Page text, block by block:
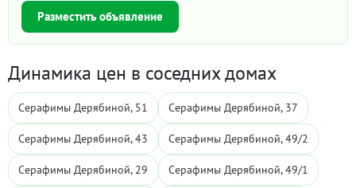
Разместить объявление
Динамика цен в соседних домах
Серафимы Дерябиной, 51 Серафимы Дерябиной, 37
Серафимы Дерябиной, 43 Серафимы Дерябиной, 49/2
Серафимы Дерябиной, 29 Серафимы Дерябиной, 49/1